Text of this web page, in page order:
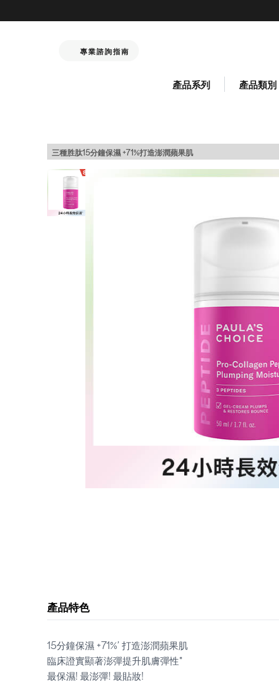
專業諮詢指南
產品系列 產品類別
三種胜肽15分鐘保濕 +71%打造澎潤蘋果肌
產品特色
15分鐘保濕 +71%’ 打造澎潤蘋果肌
臨床證實顯著澎彈提升肌膚彈性*
最保濕! 最澎彈! 最貼妝!